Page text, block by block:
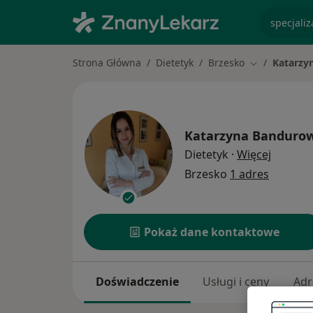
Strona Główna Dietetyk Brzesko Zmień miasto
Katarzyna
Dietetyk · Więcej
Brzesko 1 adres
Pokaż dane kontaktowe
Doświadczenie Usługi i ceny